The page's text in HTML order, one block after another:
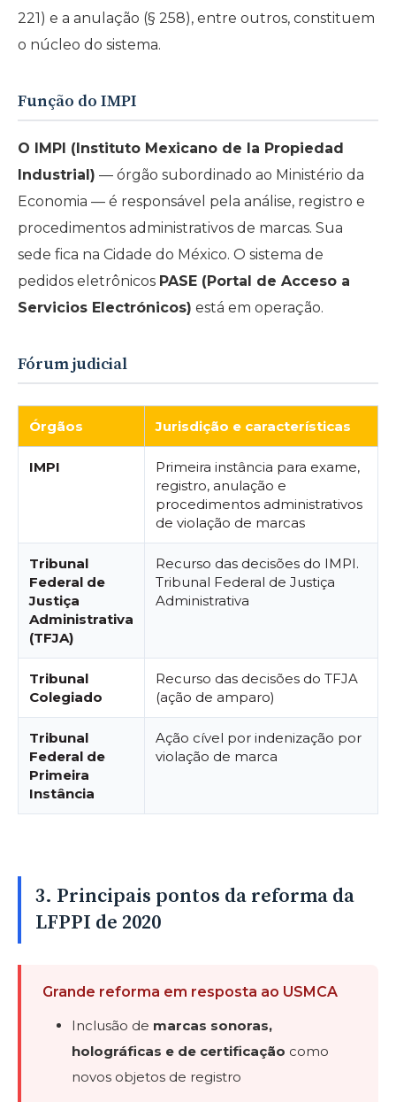
221) e a anulação (§ 258), entre outros, constituem
o núcleo do sistema.
Função do IMPI
O IMPI (Instituto Mexicano de la Propiedad
Industrial) — órgão subordinado ao Ministério da
Economia — é responsável pela análise, registro e
procedimentos administrativos de marcas. Sua
sede fica na Cidade do México. O sistema de
pedidos eletrônicos PASE (Portal de Acceso a
Servicios Electrónicos) está em operação.
Fórum judicial
Órgãos Jurisdição e características
IMPI
Primeira instância para exame,
registro, anulação e
procedimentos administrativos
de violação de marcas
Tribunal
Federal de
Justiça
Administrativa
(TFJA)
Recurso das decisões do IMPI.
Tribunal Federal de Justiça
Administrativa
Tribunal
Colegiado
Recurso das decisões do TFJA
(ação de amparo)
Tribunal
Federal de
Primeira
Instância
Ação cível por indenização por
violação de marca
3. Principais pontos da reforma da
LFPPI de 2020
Grande reforma em resposta ao USMCA
Inclusão de marcas sonoras,
holográficas e de certificação como
novos objetos de registro